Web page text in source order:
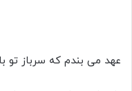
عهد می بندم که سرباز تو